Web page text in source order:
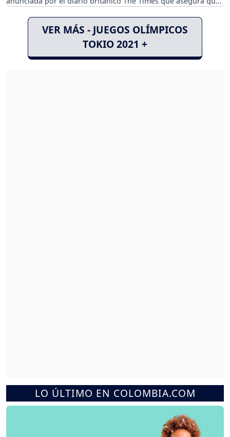
decidieron.
VER MÁS - JUEGOS OLÍMPICOS
TOKIO 2021 +
LO ÚLTIMO EN COLOMBIA.COM